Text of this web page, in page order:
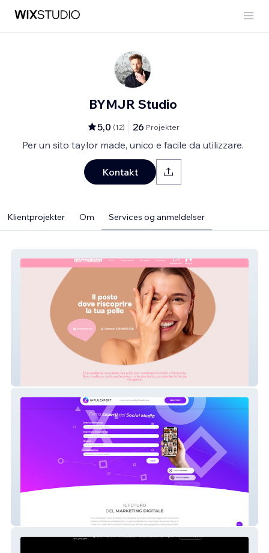
BYMJR Studio
5,0 (12) 26 Projekter
Per un sito taylor made, unico e facile da utilizzare.
Kontakt
Klientprojekter Om Services og anmeldelser